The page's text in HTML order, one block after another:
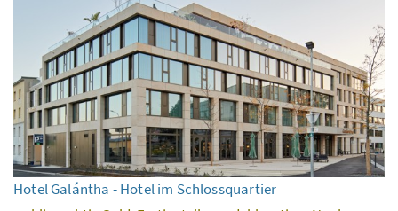
Hotel Galántha - Hotel im Schlossquartier